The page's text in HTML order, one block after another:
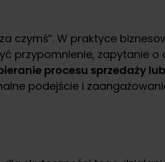
czymś”. W praktyce
przypomnienie, zapytanie o
procesu sprzedaży
podejście i